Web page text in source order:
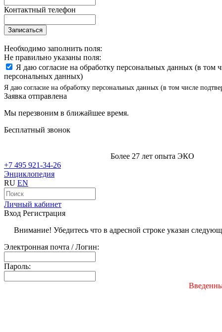
Контактный телефон
Записаться
Необходимо заполнить поля:
Не правильно указаны поля:
Я даю согласие на обработку персональных данных (в
персональных данных)
Я даю согласие на обработку персональных данных (в том числе
Заявка отправлена
Мы перезвоним в ближайшее время.
Бесплатный звонок
Более 27 лет опыта ЭКО
+7 495 921-34-26
Энциклопедия
RU EN
Личный кабинет
Вход Регистрация
Внимание! Убедитесь что в адресной строке указан
Электронная почта / Логин:
Пароль: